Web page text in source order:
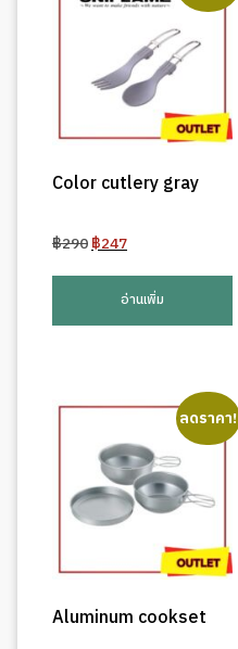
Color cutlery gray
฿290Original
฿290.
฿247Current
is:
฿247.
อ่านเพิ่ม
ลดราคา!
Aluminum cookset